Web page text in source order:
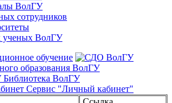
ВолГУ
сотрудников
ученых ВолГУ
обучение
образования ВолГУ
Библиотека ВолГУ
Сервис "Личный кабинет"